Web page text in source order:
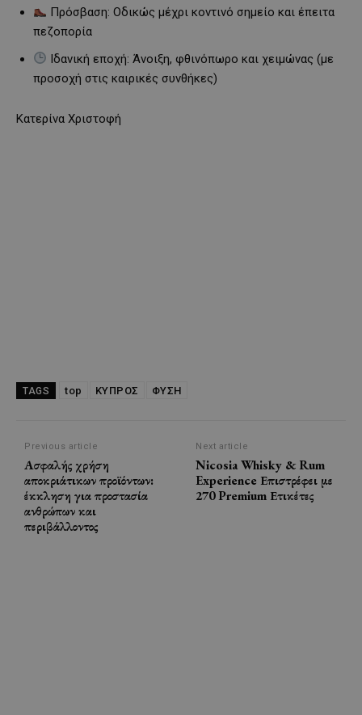
Πρόσβαση: Οδικώς μέχρι κοντινό σημείο και έπειτα
πεζοπορία
Ιδανική εποχή: Άνοιξη, φθινόπωρο και χειμώνας (με
προσοχή στις καιρικές συνθήκες)
Κατερίνα Χριστοφή
TAGS top ΚΥΠΡΟΣ ΦΥΣΗ
Previous article
Ασφαλής χρήση
αποκριάτικων προϊόντων:
έκκληση για προστασία
ανθρώπων και
περιβάλλοντος
Next article
Nicosia Whisky & Rum
Experience Επιστρέφει με
270 Premium Ετικέτες